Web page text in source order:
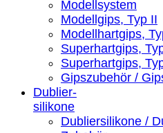
Modellsystem
Modellgips, Typ II
Modellhartgips,
Superhartgips,
Superhartgips,
Gipszubehör /
Dublier-
silikone
Dubliersilikone /